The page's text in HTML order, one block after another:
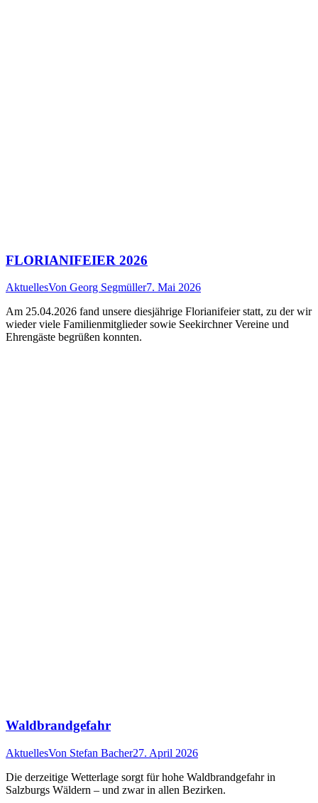
FLORIANIFEIER 2026
AktuellesVon Georg Segmüller7. Mai 2026
Am 25.04.2026 fand unsere diesjährige Florianifeier statt, zu der wir
wieder viele Familienmitglieder sowie Seekirchner Vereine und
Ehrengäste begrüßen konnten.
Waldbrandgefahr
AktuellesVon Stefan Bacher27. April 2026
Die derzeitige Wetterlage sorgt für hohe Waldbrandgefahr in
Salzburgs Wäldern – und zwar in allen Bezirken.